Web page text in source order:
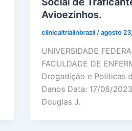
Avioezinhos.
clinicaltrialinbrazil /agosto
UNIVERSIDADE
FACULDADE DE
Drogadição e Políticas
Danos Data: 17/08/
Douglas J.